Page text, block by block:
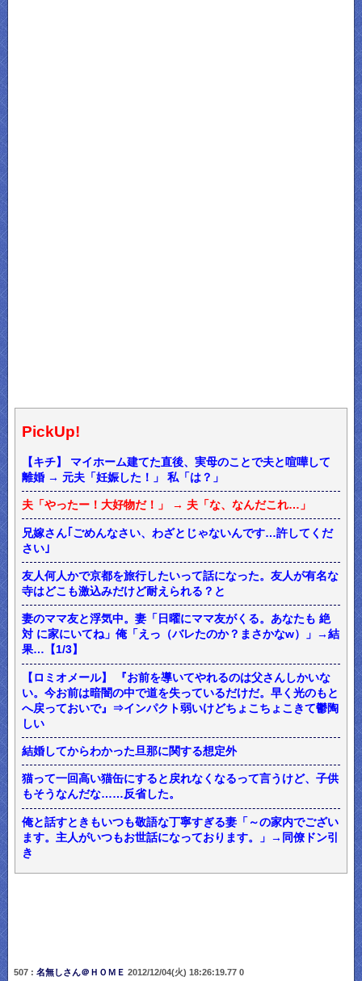
PickUp!
【キチ】 マイホーム建てた直後、実母のことで夫と喧嘩して
離婚 → 元夫「妊娠した！」 私「は？」
夫「やったー！大好物だ！」 → 夫「な、なんだこれ…」
兄嫁さん｢ごめんなさい、わざとじゃないんです…許してくだ
さい｣
友人何人かで京都を旅行したいって話になった。友人が有名な
寺はどこも激込みだけど耐えられる？と
妻のママ友と浮気中。妻「日曜にママ友がくる。あなたも 絶
対 に家にいてね」俺「えっ（バレたのか？まさかなw）」→結
果…【1/3】
【ロミオメール】 『お前を導いてやれるのは父さんしかいな
い。今お前は暗闇の中で道を失っているだけだ。早く光のもと
へ戻っておいで』⇒インパクト弱いけどちょこちょこきて鬱陶
しい
結婚してからわかった旦那に関する想定外
猫って一回高い猫缶にすると戻れなくなるって言うけど、子供
もそうなんだな……反省した。
俺と話すときもいつも敬語な丁寧すぎる妻「～の家内でござい
ます。主人がいつもお世話になっております。」→同僚ドン引
き
507 : 名無しさん＠ＨＯＭＥ 2012/12/04(火) 18:26:19.77 0